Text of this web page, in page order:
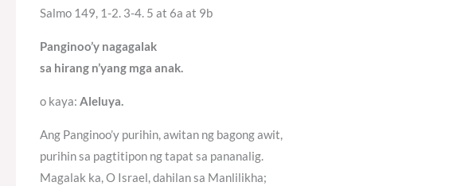
Salmo 149, 1-2. 3-4. 5 at 6a at 9b
Panginoo’y nagagalak
sa hirang n’yang mga anak.
o kaya: Aleluya.
Ang Panginoo’y purihin, awitan ng bagong awit,
purihin sa pagtitipon ng tapat sa pananalig.
Magalak ka, O Israel, dahilan sa Manlilikha;